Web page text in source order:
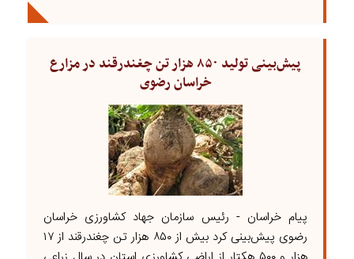
پیش‌بینی تولید ۸۵۰ هزار تن چغندرقند در مزارع
خراسان رضوی
پیام خراسان - رئیس سازمان جهاد کشاورزی خراسان
رضوی پیش‌بینی کرد بیش از ۸۵۰ هزار تن چغندرقند از ۱۷